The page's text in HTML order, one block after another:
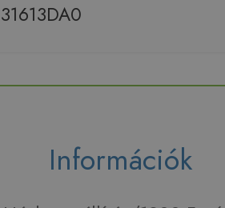
Információk